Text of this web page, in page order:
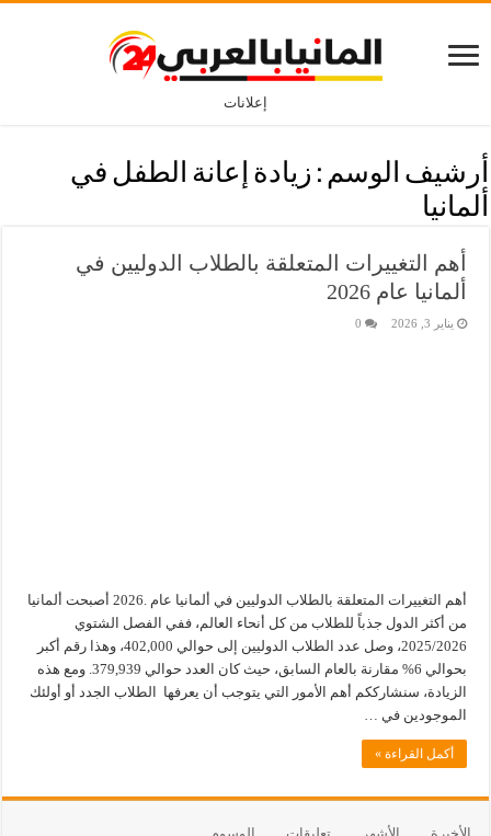
إعلانات
أرشيف الوسم : زيادة إعانة الطفل في
ألمانيا
أهم التغييرات المتعلقة بالطلاب الدوليين في
ألمانيا عام 2026
يناير 3, 2026 0
أهم التغييرات المتعلقة بالطلاب الدوليين في ألمانيا عام .2026 أصبحت ألمانيا
من أكثر الدول جذباً للطلاب من كل أنحاء العالم، ففي الفصل الشتوي
2025/2026، وصل عدد الطلاب الدوليين إلى حوالي 402,000، وهذا رقم أكبر
بحوالي 6% مقارنة بالعام السابق، حيث كان العدد حوالي 379,939. ومع هذه
الزيادة، سنشارككم أهم الأمور التي يتوجب أن يعرفها الطلاب الجدد أو أولئك
الموجودين في …
أكمل القراءة »
الأخيرة الأشهر تعليقات الوسوم